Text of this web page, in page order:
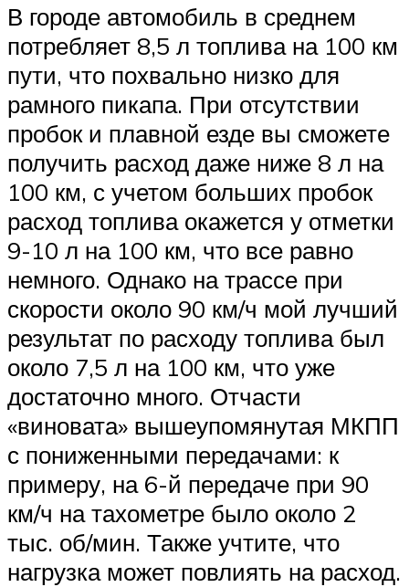
В городе автомобиль в среднем
потребляет 8,5 л топлива на 100 км
пути, что похвально низко для
рамного пикапа. При отсутствии
пробок и плавной езде вы сможете
получить расход даже ниже 8 л на
100 км, с учетом больших пробок
расход топлива окажется у отметки
9-10 л на 100 км, что все равно
немного. Однако на трассе при
скорости около 90 км/ч мой лучший
результат по расходу топлива был
около 7,5 л на 100 км, что уже
достаточно много. Отчасти
«виновата» вышеупомянутая МКПП
с пониженными передачами: к
примеру, на 6-й передаче при 90
км/ч на тахометре было около 2
тыс. об/мин. Также учтите, что
нагрузка может повлиять на расход.